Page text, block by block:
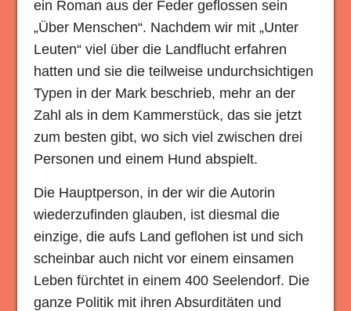
ein Roman aus der Feder geflossen sein
„Über Menschen“. Nachdem wir mit „Unter
Leuten“ viel über die Landflucht erfahren
hatten und sie die teilweise undurchsichtigen
Typen in der Mark beschrieb, mehr an der
Zahl als in dem Kammerstück, das sie jetzt
zum besten gibt, wo sich viel zwischen drei
Personen und einem Hund abspielt.
Die Hauptperson, in der wir die Autorin
wiederzufinden glauben, ist diesmal die
einzige, die aufs Land geflohen ist und sich
scheinbar auch nicht vor einem einsamen
Leben fürchtet in einem 400 Seelendorf. Die
ganze Politik mit ihren Absurditäten und